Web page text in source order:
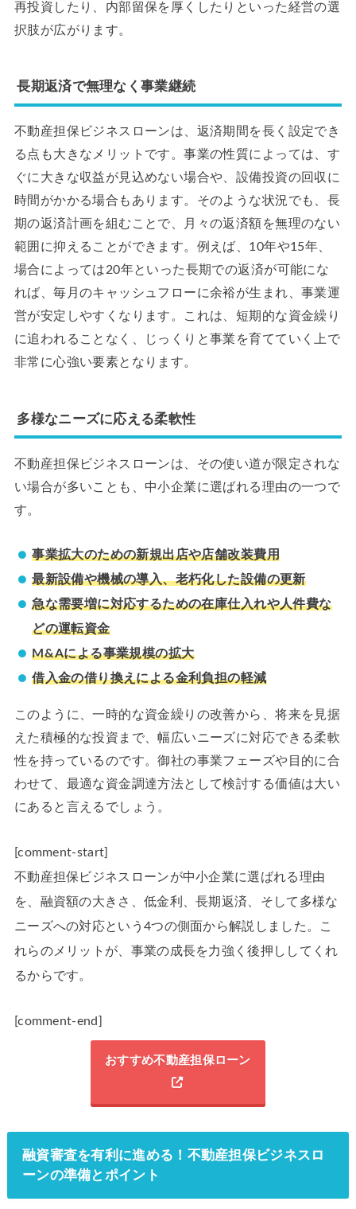
再投資したり、内部留保を厚くしたりといった経営の選
択肢が広がります。
長期返済で無理なく事業継続
不動産担保ビジネスローンは、返済期間を長く設定でき
る点も大きなメリットです。事業の性質によっては、す
ぐに大きな収益が見込めない場合や、設備投資の回収に
時間がかかる場合もあります。そのような状況でも、長
期の返済計画を組むことで、月々の返済額を無理のない
範囲に抑えることができます。例えば、10年や15年、
場合によっては20年といった長期での返済が可能にな
れば、毎月のキャッシュフローに余裕が生まれ、事業運
営が安定しやすくなります。これは、短期的な資金繰り
に追われることなく、じっくりと事業を育てていく上で
非常に心強い要素となります。
多様なニーズに応える柔軟性
不動産担保ビジネスローンは、その使い道が限定されな
い場合が多いことも、中小企業に選ばれる理由の一つで
す。
事業拡大のための新規出店や店舗改装費用
最新設備や機械の導入、老朽化した設備の更新
急な需要増に対応するための在庫仕入れや人件費な
どの運転資金
M&Aによる事業規模の拡大
借入金の借り換えによる金利負担の軽減
このように、一時的な資金繰りの改善から、将来を見据
えた積極的な投資まで、幅広いニーズに対応できる柔軟
性を持っているのです。御社の事業フェーズや目的に合
わせて、最適な資金調達方法として検討する価値は大い
にあると言えるでしょう。
[comment-start]
不動産担保ビジネスローンが中小企業に選ばれる理由
を、融資額の大きさ、低金利、長期返済、そして多様な
ニーズへの対応という4つの側面から解説しました。こ
れらのメリットが、事業の成長を力強く後押ししてくれ
るからです。
[comment-end]
おすすめ不動産担保ローン
融資審査を有利に進める！不動産担保ビジネスロ
ーンの準備とポイント